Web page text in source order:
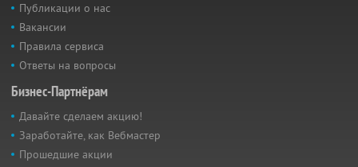
Публикации о нас
Вакансии
Правила сервиса
Ответы на вопросы
Бизнес-Партнёрам
Давайте сделаем акцию!
Заработайте, как Вебмастер
Прошедшие акции